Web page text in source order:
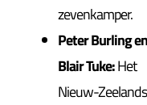
zevenkamper.
Peter Burling en
Blair Tuke:Het
Nieuw-